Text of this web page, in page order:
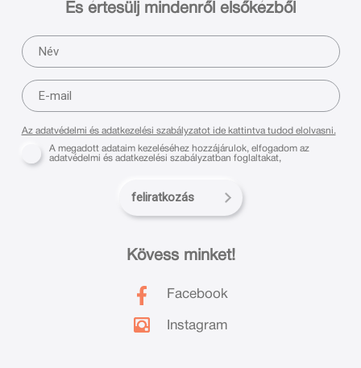
Kövess minket!
Facebook
Instagram
És értesülj mindenről elsőkézből
Az adatvédelmi és adatkezelési szabályzatot ide kattintva tudod elolvasni.
A megadott adataim kezeléséhez hozzájárulok, elfogadom az
adatvédelmi és adatkezelési szabályzatban foglaltakat,
feliratkozás